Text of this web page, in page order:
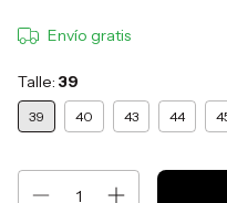
Envío gratis
Talle: 39
39 40 43 44